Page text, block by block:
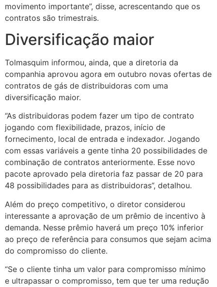
movimento importante”, disse, acrescentando que os
contratos são trimestrais.
Diversificação maior
Tolmasquim informou, ainda, que a diretoria da
companhia aprovou agora em outubro novas ofertas de
contratos de gás de distribuidoras com uma
diversificação maior.
“As distribuidoras podem fazer um tipo de contrato
jogando com flexibilidade, prazos, início de
fornecimento, local de entrada e indexador. Jogando
com essas variáveis a gente tinha 20 possibilidades de
combinação de contratos anteriormente. Esse novo
pacote aprovado pela diretoria faz passar de 20 para
48 possibilidades para as distribuidoras”, detalhou.
Além do preço competitivo, o diretor considerou
interessante a aprovação de um prêmio de incentivo à
demanda. Nesse prêmio haverá um preço 10% inferior
ao preço de referência para consumos que sejam acima
do compromisso do cliente.
“Se o cliente tinha um valor para compromisso mínimo
e ultrapassar o compromisso, tem que ter uma redução